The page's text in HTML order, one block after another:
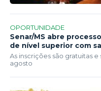
OPORTUNIDADE
Senar/MS abre
de nível superior com
As inscrições são gratuitas
agosto